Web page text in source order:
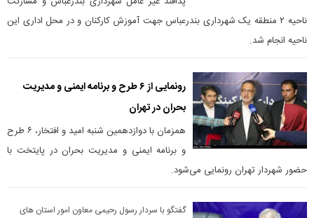
ناحیه ۲ منطقه یک شهرداری بندرعباس جهت آموزش کارکنان و در محل اداری این
ناحیه انجام شد.
رونمایی از ۶ طرح و برنامه ایمنی و مدیریت
بحران در تهران
همزمان با دوازدهمین شنبه امید و افتخار، ۶ طرح
و برنامه ایمنی و مدیریت بحران در پایتخت با
حضور شهردار تهران رونمایی می‌شود.
گفتگو با سردار رسول رحیمی معاون امور استان های